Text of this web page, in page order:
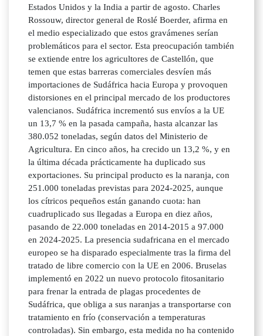
Estados Unidos y la India a partir de agosto. Charles
Rossouw, director general de Roslé Boerder, afirma en
el medio especializado que estos gravámenes serían
problemáticos para el sector. Esta preocupación también
se extiende entre los agricultores de Castellón, que
temen que estas barreras comerciales desvíen más
importaciones de Sudáfrica hacia Europa y provoquen
distorsiones en el principal mercado de los productores
valencianos. Sudáfrica incrementó sus envíos a la UE
un 13,7 % en la pasada campaña, hasta alcanzar las
380.052 toneladas, según datos del Ministerio de
Agricultura. En cinco años, ha crecido un 13,2 %, y en
la última década prácticamente ha duplicado sus
exportaciones. Su principal producto es la naranja, con
251.000 toneladas previstas para 2024-2025, aunque
los cítricos pequeños están ganando cuota: han
cuadruplicado sus llegadas a Europa en diez años,
pasando de 22.000 toneladas en 2014-2015 a 97.000
en 2024-2025. La presencia sudafricana en el mercado
europeo se ha disparado especialmente tras la firma del
tratado de libre comercio con la UE en 2006. Bruselas
implementó en 2022 un nuevo protocolo fitosanitario
para frenar la entrada de plagas procedentes de
Sudáfrica, que obliga a sus naranjas a transportarse con
tratamiento en frío (conservación a temperaturas
controladas). Sin embargo, esta medida no ha contenido